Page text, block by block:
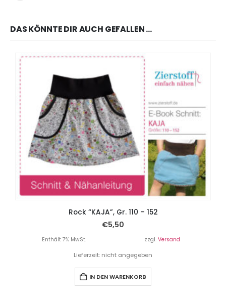
DAS KÖNNTE DIR AUCH GEFALLEN …
Rock “KAJA”, Gr. 110 – 152
€5,50
Enthält 7% MwSt. zzgl. Versand
Lieferzeit: nicht angegeben
IN DEN WARENKORB